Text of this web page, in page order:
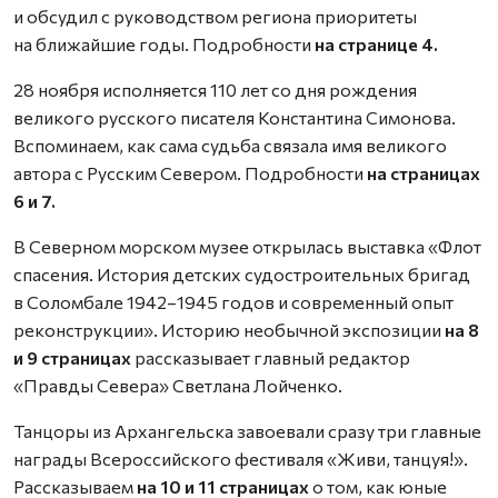
и обсудил с руководством региона приоритеты
на ближайшие годы. Подробности на странице 4.
28 ноября исполняется 110 лет со дня рождения
великого русского писателя Константина Симонова.
Вспоминаем, как сама судьба связала имя великого
автора с Русским Севером. Подробности на страницах
6 и 7.
В Северном морском музее открылась выставка «Флот
спасения. История детских судостроительных бригад
в Соломбале 1942–1945 годов и современный опыт
реконструкции». Историю необычной экспозиции на 8
и 9 страницах рассказывает главный редактор
«Правды Севера» Светлана Лойченко.
Танцоры из Архангельска завоевали сразу три главные
награды Всероссийского фестиваля «Живи, танцуя!».
Рассказываем на 10 и 11 страницахо том, как юные